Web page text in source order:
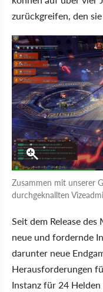
zurückgreifen, den
Zusammen mit unserer
durchgeknallten
Seit dem Release
neue und fordernde
darunter neue
Herausforderungen
Instanz für 24